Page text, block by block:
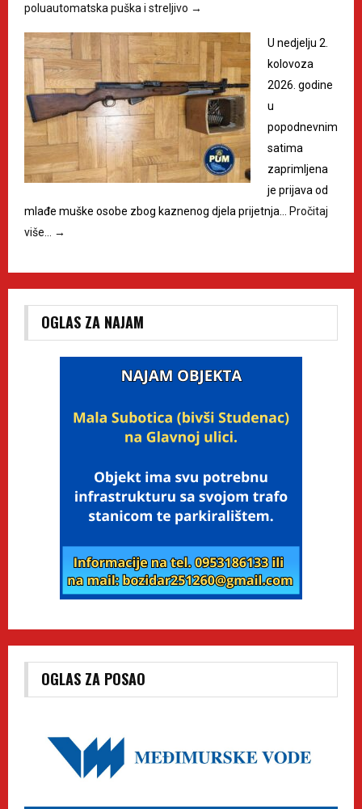
poluautomatska puška i streljivo →
U nedjelju 2.
kolovoza
2026. godine
u
popodnevnim
satima
zaprimljena
je prijava od
mlađe muške osobe zbog kaznenog djela prijetnja…
Pročitaj
više…
→
OGLAS ZA NAJAM
OGLAS ZA POSAO